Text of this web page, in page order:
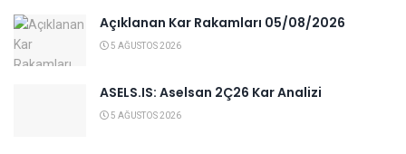
Açıklanan Kar Rakamları 05/08/2026
5 AĞUSTOS 2026
ASELS.IS: Aselsan 2Ç26 Kar Analizi
5 AĞUSTOS 2026